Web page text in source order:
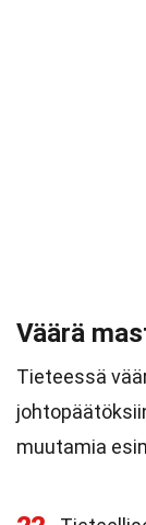
Väärä
Tieteessä
muutamia